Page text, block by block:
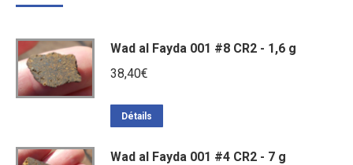
Wad al Fayda 001 #8 CR2 - 1,6 g
38,40€
Détails
Wad al Fayda 001 #4 CR2 - 7 g